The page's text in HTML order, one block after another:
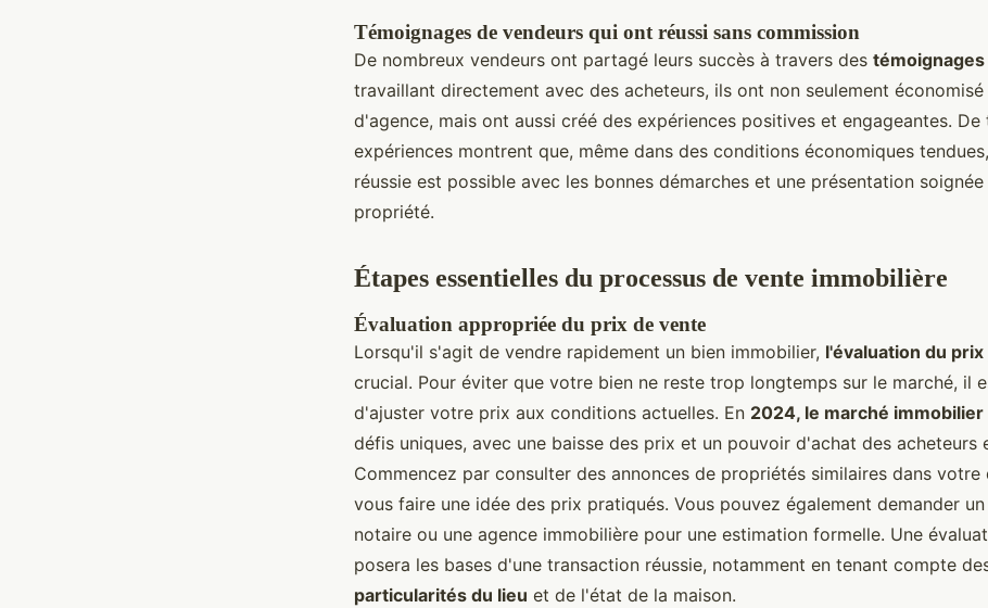
Témoignages de vendeurs qui ont réussi sans commission
De nombreux vendeurs ont partagé leurs succès à travers des témoignages
travaillant directement avec des acheteurs, ils ont non seulement
d'agence, mais ont aussi créé des expériences positives et engageantes. De
expériences montrent que, même dans des conditions économiques
réussie est possible avec les bonnes démarches et une présentation soignée
propriété.
Étapes essentielles du processus de vente immobilière
Évaluation appropriée du prix de vente
Lorsqu'il s'agit de vendre rapidement un bien immobilier, l'évaluation du prix
crucial. Pour éviter que votre bien ne reste trop longtemps sur le marché, il
d'ajuster votre prix aux conditions actuelles. En 2024, le marché immobilier
défis uniques, avec une baisse des prix et un pouvoir d'achat des acheteurs
Commencez par consulter des annonces de propriétés similaires dans
vous faire une idée des prix pratiqués. Vous pouvez également demander
notaire ou une agence immobilière pour une estimation formelle. Une
posera les bases d'une transaction réussie, notamment en tenant compte
particularités du lieu et de l'état de la maison.